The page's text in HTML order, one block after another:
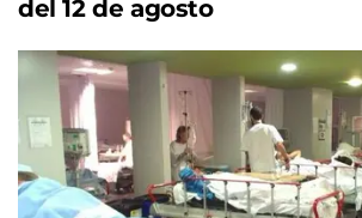
del 12 de agosto